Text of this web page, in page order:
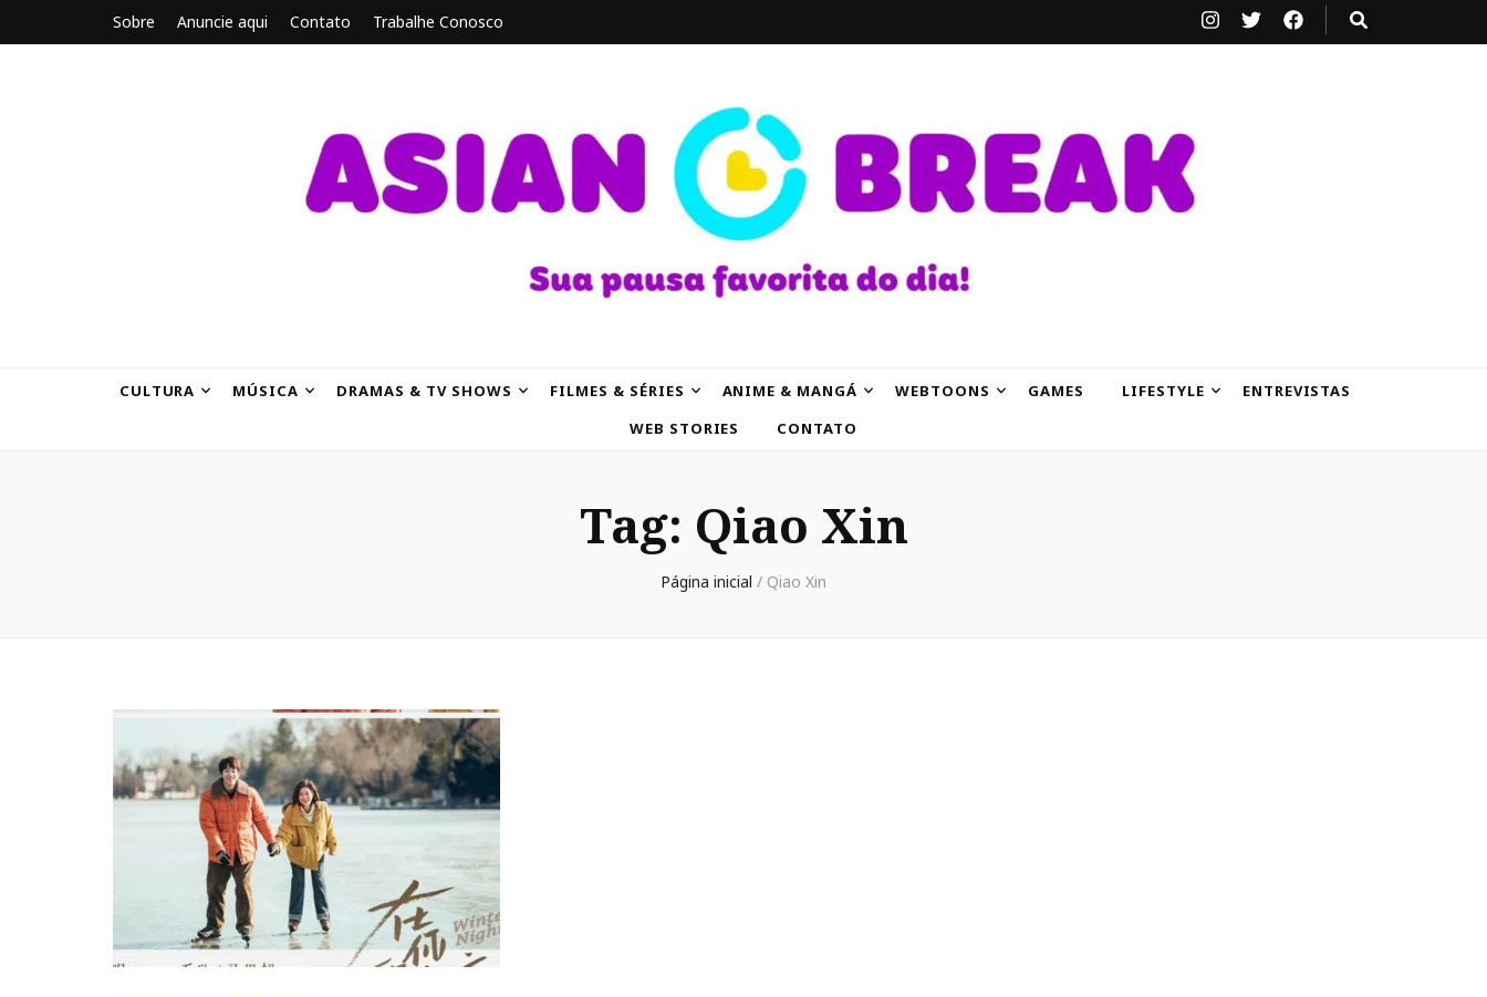
Sobre Anuncie aqui Contato Trabalhe Conosco
CULTURA MÚSICA DRAMAS & TV SHOWS FILMES & SÉRIES ANIME & MANGÁ WEBTOONS GAMES LIFESTYLE
ENTREVISTAS
WEB STORIES
CONTATO
Tag: Qiao Xin
Página inicial / Qiao Xin